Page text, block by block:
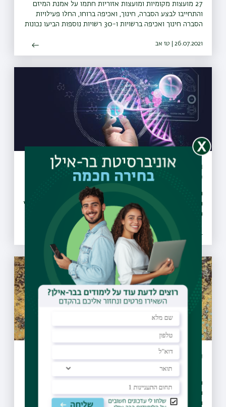
27 מועצות מקומיות ומועצות אזוריות חתמו על אמנת המיזם
והתחייבו לבצע הסברה, חינוך, ואכיפה ברוחו, החלו פעילויות
הסברה חינוך ואכיפה ברשויות ו-30 רשויות נוספות הביעו נכונות
26.07.2021 | טז אב
המפתח לחדשנות טכנולוגית: שיתוף פעולה
עם התעשייה
השותפות בין חוקרים לחברות מסחריות תורמת לקידום
האנושות. פרופ' אמריטוס שלמה מרגל מדגים זאת באמצעות שני
פרויקטים מעולמות הננו
05.11.2024 | ג חשון
מארי דה פראנס
מחקרה של ד"ר דניאלה גורביץ' מהתוכנית הרב-תחומית במדעי
הרוח, עוסק ביצירות הרומנטיות הנועזות שנכתבו דווקא בחברה
השמרנית של ימי הביניים